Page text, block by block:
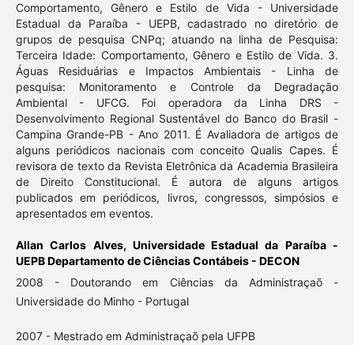
Comportamento, Gênero e Estilo de Vida - Universidade
Estadual da Paraíba - UEPB, cadastrado no diretório de
grupos de pesquisa CNPq; atuando na linha de Pesquisa:
Terceira Idade: Comportamento, Gênero e Estilo de Vida. 3.
Águas Residuárias e Impactos Ambientais - Linha de
pesquisa: Monitoramento e Controle da Degradação
Ambiental - UFCG. Foi operadora da Linha DRS -
Desenvolvimento Regional Sustentável do Banco do Brasil -
Campina Grande-PB - Ano 2011. É Avaliadora de artigos de
alguns periódicos nacionais com conceito Qualis Capes. É
revisora de texto da Revista Eletrônica da Academia Brasileira
de Direito Constitucional. É autora de alguns artigos
publicados em periódicos, livros, congressos, simpósios e
apresentados em eventos.
Allan Carlos Alves, Universidade Estadual da Paraíba -
UEPB Departamento de Ciências Contábeis - DECON
2008 - Doutorando em Ciências da Administraçaõ -
Universidade do Minho - Portugal
2007 - Mestrado em Administraçaõ pela UFPB